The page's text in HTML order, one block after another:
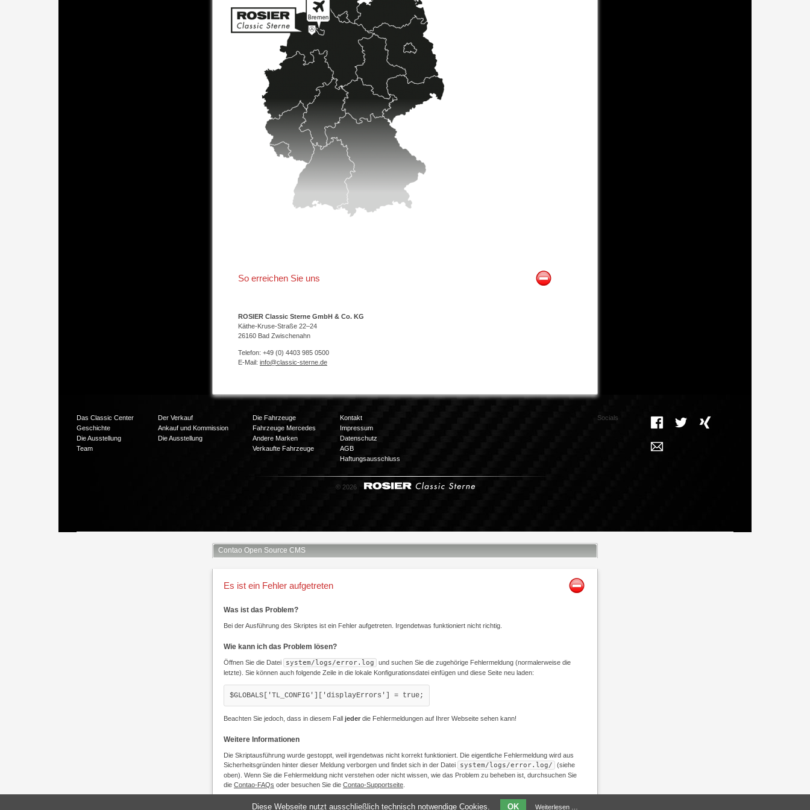
So erreichen Sie uns
ROSIER Classic Sterne GmbH & Co. KG
Käthe-Kruse-Straße 22–24
26160 Bad Zwischenahn
Telefon: +49 (0) 4403 985 0500
E-Mail: info@classic-sterne.de
Das Classic Center
Geschichte
Die Ausstellung
Team
Der Verkauf
Ankauf und Kommission
Die Ausstellung
Die Fahrzeuge
Fahrzeuge Mercedes
Andere Marken
Verkaufte Fahrzeuge
Kontakt
Impressum
Datenschutz
AGB
Haftungsausschluss
© 2026
Socials Facebook Twitter
Diese Webseite nutzt ausschließlich technisch notwendige Cookies. OK Weiterlesen …
Contao Open Source CMS
Es ist ein Fehler aufgetreten
Was ist das Problem?
Bei der Ausführung des Skriptes ist ein Fehler aufgetreten. Irgendetwas funktioniert nicht richtig.
Wie kann ich das Problem lösen?
Öffnen Sie die Datei system/logs/error.log
und suchen Sie die zugehörige Fehlermeldung (normalerweise die
letzte). Sie können auch folgende Zeile in die lokale Konfigurationsdatei einfügen und diese Seite neu laden:
$GLOBALS['TL_CONFIG']['displayErrors'] = true;
Beachten Sie jedoch, dass in diesem Fall jeder die Fehlermeldungen auf Ihrer Webseite sehen kann!
Weitere Informationen
Die Skriptausführung wurde gestoppt, weil irgendetwas nicht korrekt funktioniert. Die eigentliche Fehlermeldung wird aus
Sicherheitsgründen hinter dieser Meldung verborgen und findet sich in der Datei
system/logs/error.log/
(siehe
oben). Wenn Sie die Fehlermeldung nicht verstehen oder nicht wissen, wie das Problem zu beheben ist, durchsuchen Sie
die Contao-FAQs oder besuchen Sie die Contao-Supportseite
Legen Sie ein Template namens templates/be_error.html5an, um diese Meldung anzupassen.